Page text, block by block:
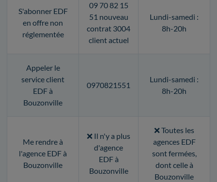
S'abonner EDF
en offre non
réglementée
09 70 82 15
51 nouveau
contrat 3004
client actuel
Lundi-samedi :
8h-20h
Appeler le
service client
EDF à
Bouzonville
0970821551
Lundi-samedi :
8h-20h
Me rendre à
l'agence EDF à
Bouzonville
❌ Il n'y a plus
d'agence
EDF à
Bouzonville
❌ Toutes les
agences EDF
sont fermées,
dont celle à
Bouzonville